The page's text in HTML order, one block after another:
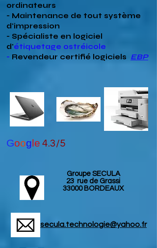
ordinateurs
- Maintenance de tout système
d'impression
- Spécialiste en logiciel
d'étiquetage ostréicole
- Revendeur certifié logiciels EBP
Google 4.3/5
Groupe SECULA
23 rue de Grassi
33000 BORDEAUX
secula.technologie@yahoo.fr